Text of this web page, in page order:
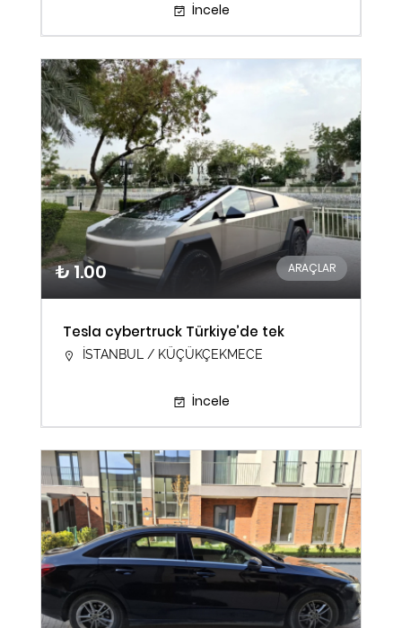
İncele
₺ 1.00 ARAÇLAR
Tesla cybertruck Türkiye’de tek
İSTANBUL / KÜÇÜKÇEKMECE
İncele